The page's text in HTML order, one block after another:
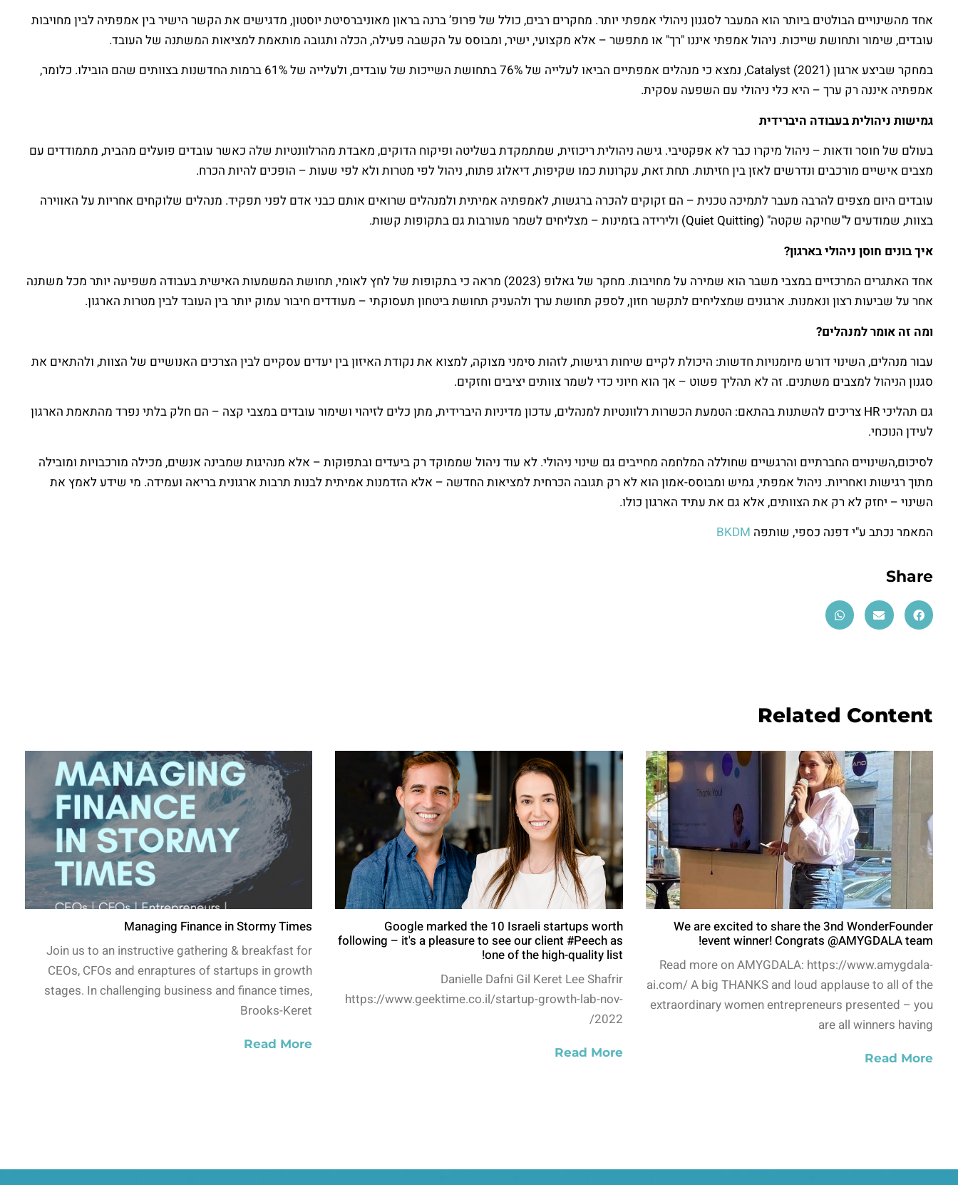
אחד מהשינויים הבולטים ביותר הוא המעבר לסגנון ניהולי אמפתי יותר. מחקרים רבים, כולל של פרופ’ ברנה בראון מאוניברסיטת יוסטון, מדגישים את הקשר הישיר בין אמפתיה לבין מחויבות
עובדים, שימור ותחושת שייכות. ניהול אמפתי איננו "רך" או מתפשר – אלא מקצועי, ישיר, ומבוסס על הקשבה פעילה, הכלה ותגובה מותאמת למציאות המשתנה של העובד.
במחקר שביצע ארגון Catalyst (2021), נמצא כי מנהלים אמפתיים הביאו לעלייה של 76% בתחושת השייכות של עובדים, ולעלייה של 61% ברמות החדשנות בצוותים שהם הובילו. כלומר,
אמפתיה איננה רק ערך – היא כלי ניהולי עם השפעה עסקית.
גמישות ניהולית בעבודה היברידית
בעולם של חוסר ודאות – ניהול מיקרו כבר לא אפקטיבי. גישה ניהולית ריכוזית, שמתמקדת בשליטה ופיקוח הדוקים, מאבדת מהרלוונטיות שלה כאשר עובדים פועלים מהבית, מתמודדים עם
מצבים אישיים מורכבים ונדרשים לאזן בין חזיתות. תחת זאת, עקרונות כמו שקיפות, דיאלוג פתוח, ניהול לפי מטרות ולא לפי שעות – הופכים להיות הכרח.
עובדים היום מצפים להרבה מעבר לתמיכה טכנית – הם זקוקים להכרה ברגשות, לאמפתיה אמיתית ולמנהלים שרואים אותם כבני אדם לפני תפקיד. מנהלים שלוקחים אחריות על האווירה
בצוות, שמודעים ל"שחיקה שקטה" (Quiet Quitting) ולירידה בזמינות – מצליחים לשמר מעורבות גם בתקופות קשות.
איך בונים חוסן ניהולי בארגון?
אחד האתגרים המרכזיים במצבי משבר הוא שמירה על מחויבות. מחקר של גאלופ (2023) מראה כי בתקופות של לחץ לאומי, תחושת המשמעות האישית בעבודה משפיעה יותר מכל משתנה
אחר על שביעות רצון ונאמנות. ארגונים שמצליחים לתקשר חזון, לספק תחושת ערך ולהעניק תחושת ביטחון תעסוקתי – מעודדים חיבור עמוק יותר בין העובד לבין מטרות הארגון.
ומה זה אומר למנהלים?
עבור מנהלים, השינוי דורש מיומנויות חדשות: היכולת לקיים שיחות רגישות, לזהות סימני מצוקה, למצוא את נקודת האיזון בין יעדים עסקיים לבין הצרכים האנושיים של הצוות, ולהתאים את
סגנון הניהול למצבים משתנים. זה לא תהליך פשוט – אך הוא חיוני כדי לשמר צוותים יציבים וחזקים.
גם תהליכי HR צריכים להשתנות בהתאם: הטמעת הכשרות רלוונטיות למנהלים, עדכון מדיניות היברידית, מתן כלים לזיהוי ושימור עובדים במצבי קצה – הם חלק בלתי נפרד מהתאמת הארגון
לעידן הנוכחי.
לסיכום,השינויים החברתיים והרגשיים שחוללה המלחמה מחייבים גם שינוי ניהולי. לא עוד ניהול שממוקד רק ביעדים ובתפוקות – אלא מנהיגות שמבינה אנשים, מכילה מורכבויות ומובילה
מתוך רגישות ואחריות. ניהול אמפתי, גמיש ומבוסס-אמון הוא לא רק תגובה הכרחית למציאות החדשה – אלא הזדמנות אמיתית לבנות תרבות ארגונית בריאה ועמידה. מי שידע לאמץ את
השינוי – יחזק לא רק את הצוותים, אלא גם את עתיד הארגון כולו.
המאמר נכתב ע"י דפנה כספי, שותפה BKDM
Share
Related Content
We are excited to share the 3nd WonderFounder
event winner! Congrats @AMYGDALA team!
Read more on AMYGDALA: https://www.amygdala-
ai.com/ A big THANKS and loud applause to all of the
extraordinary women entrepreneurs presented – you
are all winners having
Read More
Google marked the 10 Israeli startups worth
following – it's a pleasure to see our client #Peech as
one of the high-quality list!
Danielle Dafni Gil Keret Lee Shafrir
https://www.geektime.co.il/startup-growth-lab-nov-
2022/
Read More
Managing Finance in Stormy Times
Join us to an instructive gathering & breakfast for
CEOs, CFOs and enraptures of startups in growth
stages. In challenging business and finance times,
Brooks-Keret
Read More